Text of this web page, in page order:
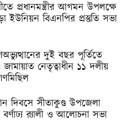
প্রধানমন্ত্রীর আগমন উপলক্ষে
ইউনিয়ন বিএনপির প্রস্তুতি সভা
দুই বছর পূর্তিতে
জামায়াত নেতৃত্বাধীন ১১ দলীয়
দিবসে সীতাকুণ্ড উপজেলা
র‍্যালী ও আলোচনা সভা